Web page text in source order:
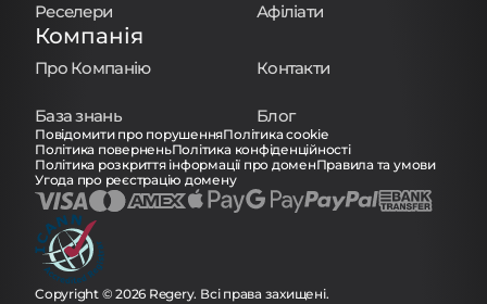
Реселери Афіліати
Компанія
Про Компанію Контакти
База знань Блог
Повідомити про порушенняПолітика cookie
Політика поверненьПолітика конфіденційності
Політика розкриття інформації про доменПравила та умови
Угода про реєстрацію домену
Copyright © 2026 Regery. Всі права захищені.